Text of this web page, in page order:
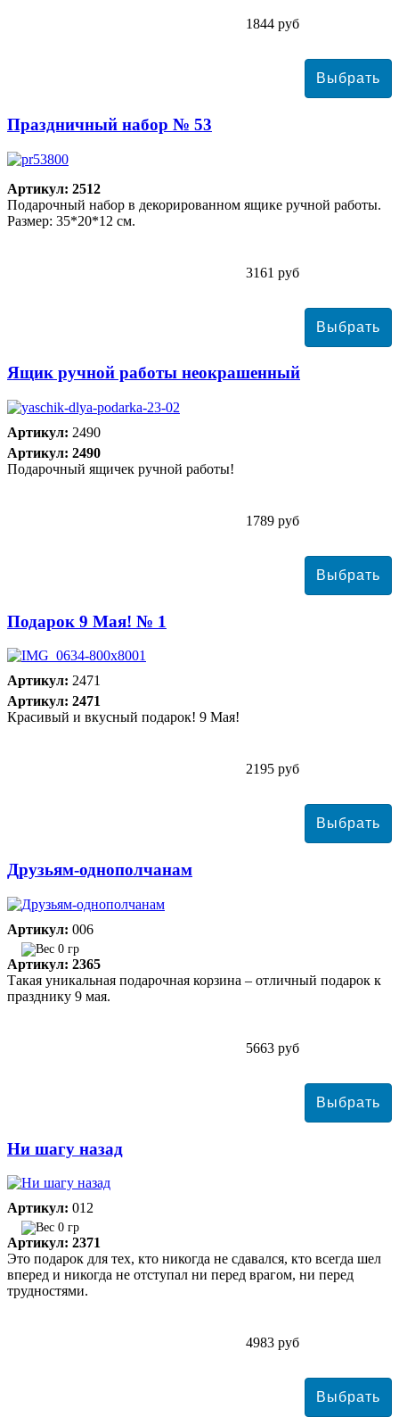
1844 руб
Праздничный набор № 53
Артикул: 2512
Подарочный набор в декорированном ящике ручной работы.
Размер: 35*20*12 см.
3161 руб
Ящик ручной работы неокрашенный
Артикул: 2490
Артикул: 2490
Подарочный ящичек ручной работы!
1789 руб
Подарок 9 Мая! № 1
Артикул: 2471
Артикул: 2471
Красивый и вкусный подарок! 9 Мая!
2195 руб
Друзьям-однополчанам
Артикул: 006
0 гр
Артикул: 2365
Такая уникальная подарочная корзина – отличный подарок к
празднику 9 мая.
5663 руб
Ни шагу назад
Артикул: 012
0 гр
Артикул: 2371
Это подарок для тех, кто никогда не сдавался, кто всегда шел
вперед и никогда не отступал ни перед врагом, ни перед
трудностями.
4983 руб